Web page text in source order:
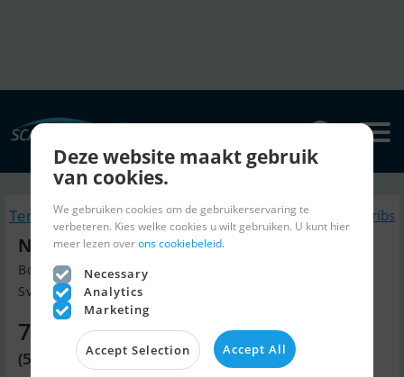
Terug naar zoeken Soortgelijk Rubberboten en ribs
Njord Frigg 300, Mercury F15/20 EFI
Bouw jaar 2021, Rubberboten en ribs te koop
Svendborg, Denemarken
7.370 EUR
(54.995 DKK)
Deze website maakt gebruik
van cookies.
We gebruiken cookies om de gebruikerservaring te
verbeteren. Kies welke cookies u wilt gebruiken. U kunt hier
meer lezen overons cookiebeleid.
Necessary
Analytics
Marketing
Accept Selection Accept All